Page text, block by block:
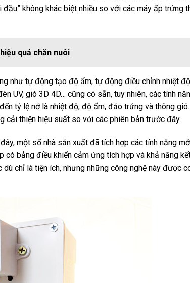
không khác biệt nhiều so với các máy ấp trứng
quả chăn nuôi
như tự động tạo độ ẩm, tự động điều chỉnh nhiệt
UV, gió 3D 4D… cũng có sẵn, tuy nhiên, các tính
tỷ lệ nở là nhiệt độ, độ ẩm, đảo trứng và thông
cải thiện hiệu suất so với các phiên bản trước đây.
một số nhà sản xuất đã tích hợp các tính năng
bảng điều khiển cảm ứng tích hợp và khả năng
chỉ là tiện ích, nhưng những công nghệ này được